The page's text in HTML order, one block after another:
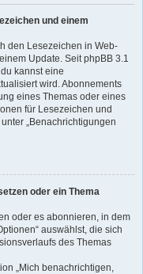
und einem
den Lesezeichen in Web-
Update. Seit phpBB 3.1
kannst eine
wird. Abonnements
eines Themas oder eines
für Lesezeichen und
„Benachrichtigungen
oder ein Thema
oder es abonnieren, in dem
auswählst, die sich
des Themas
„Mich benachrichtigen,